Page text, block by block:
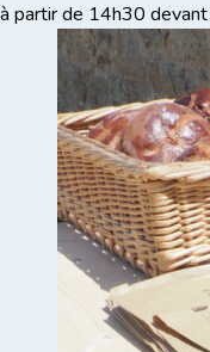
à partir de 14h30